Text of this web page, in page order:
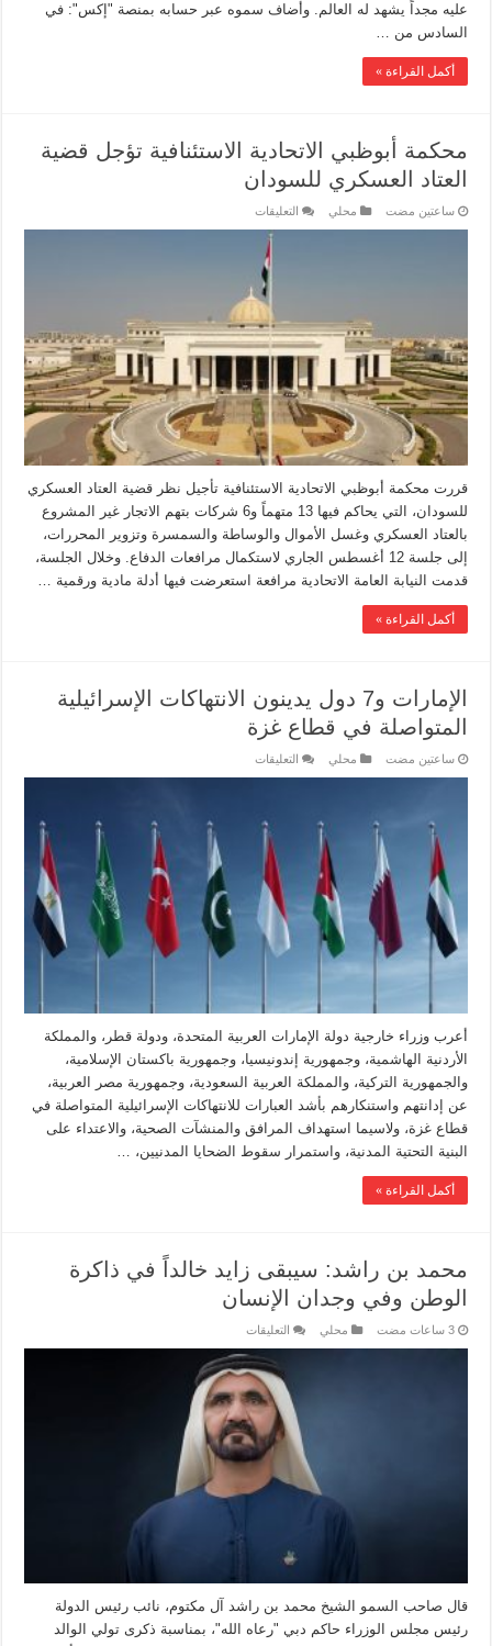
عليه مجداً يشهد له العالم. وأضاف سموه عبر حسابه بمنصة "إكس": في
السادس من …
أكمل القراءة »
محكمة أبوظبي الاتحادية الاستئنافية تؤجل قضية
العتاد العسكري للسودان
‏ساعتين مضت محلي التعليقات
قررت محكمة أبوظبي الاتحادية الاستئنافية تأجيل نظر قضية العتاد العسكري
للسودان، التي يحاكم فيها 13 متهماً و6 شركات بتهم الاتجار غير المشروع
بالعتاد العسكري وغسل الأموال والوساطة والسمسرة وتزوير المحررات،
إلى جلسة 12 أغسطس الجاري لاستكمال مرافعات الدفاع. وخلال الجلسة،
قدمت النيابة العامة الاتحادية مرافعة استعرضت فيها أدلة مادية ورقمية …
أكمل القراءة »
الإمارات و7 دول يدينون الانتهاكات الإسرائيلية
المتواصلة في قطاع غزة
‏ساعتين مضت محلي التعليقات
أعرب وزراء خارجية دولة الإمارات العربية المتحدة، ودولة قطر، والمملكة
الأردنية الهاشمية، وجمهورية إندونيسيا، وجمهورية باكستان الإسلامية،
والجمهورية التركية، والمملكة العربية السعودية، وجمهورية مصر العربية،
عن إدانتهم واستنكارهم بأشد العبارات للانتهاكات الإسرائيلية المتواصلة في
قطاع غزة، ولاسيما استهداف المرافق والمنشآت الصحية، والاعتداء على
البنية التحتية المدنية، واستمرار سقوط الضحايا المدنيين، …
أكمل القراءة »
محمد بن راشد: سيبقى زايد خالداً في ذاكرة
الوطن وفي وجدان الإنسان
‏3 ساعات مضت محلي التعليقات
قال صاحب السمو الشيخ محمد بن راشد آل مكتوم، نائب رئيس الدولة
رئيس مجلس الوزراء حاكم دبي "رعاه الله"، بمناسبة ذكرى تولي الوالد